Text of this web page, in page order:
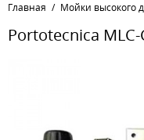
Главная Мойки высокого
Portotecnica MLC-